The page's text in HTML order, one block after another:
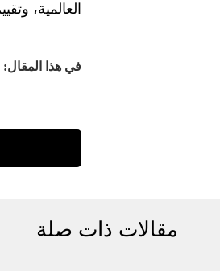
العالمية،
في هذا المقال:
مقالات ذات صلة